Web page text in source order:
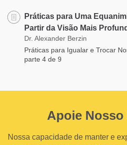
Práticas para Uma
Partir da Visão Mais
Dr. Alexander Berzin
Práticas para Igualar e Trocar
parte 4 de 9
Apoie
Nossa capacidade de manter e